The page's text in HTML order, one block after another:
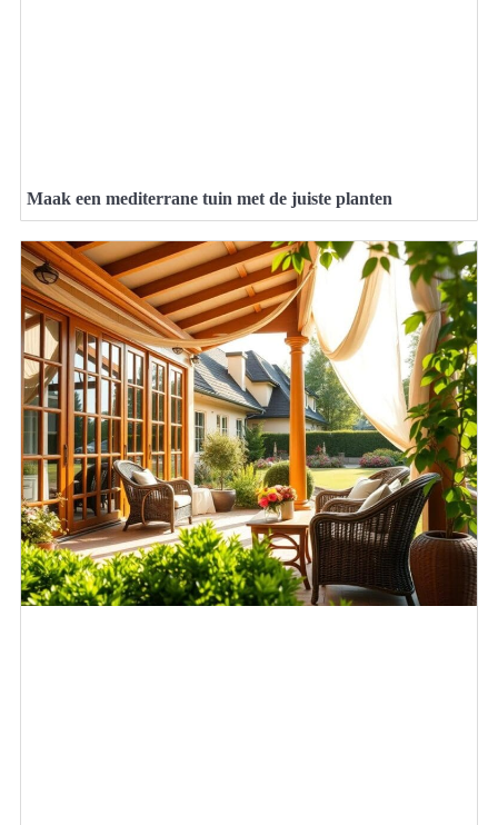
Maak een mediterrane tuin met de juiste planten